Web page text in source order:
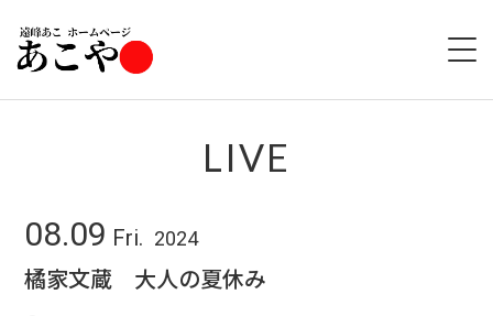
LIVE
08.09 Fri. 2024
橘家文蔵 大人の夏休み